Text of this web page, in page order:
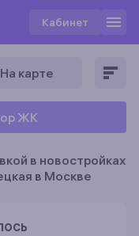
Кабинет
На карте
ЖК
в новостройках
в Москве